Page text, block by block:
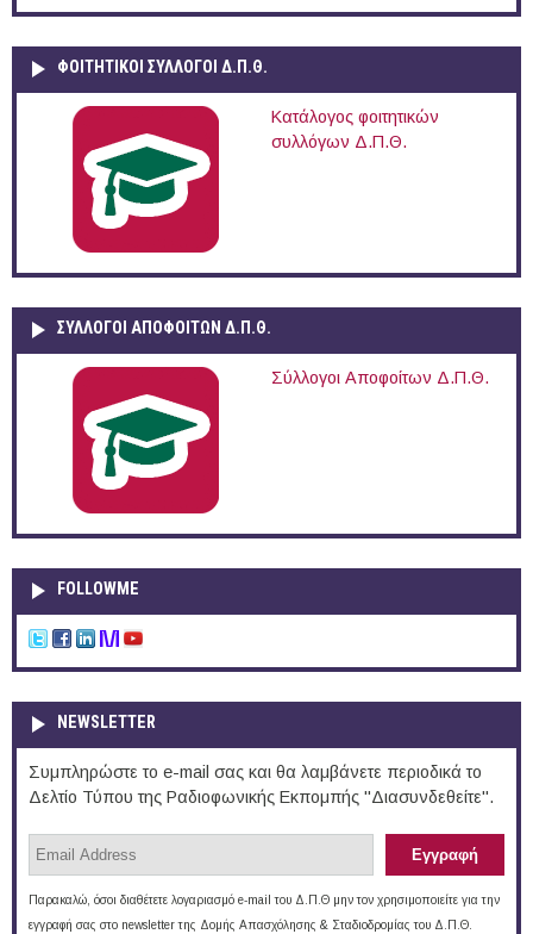
ΦΟΙΤΗΤΙΚΟΙ ΣΥΛΛΟΓΟΙ Δ.Π.Θ.
Κατάλογος φοιτητικών
συλλόγων Δ.Π.Θ.
ΣΥΛΛΟΓΟΙ ΑΠΟΦΟΙΤΩΝ Δ.Π.Θ.
Σύλλογοι Αποφοίτων Δ.Π.Θ.
FOLLOWME
NEWSLETTER
Συμπληρώστε το e-mail σας και θα λαμβάνετε περιοδικά το
Δελτίο Τύπου της Ραδιοφωνικής Εκπομπής "Διασυνδεθείτε".
Παρακαλώ, όσοι διαθέτετε λογαριασμό e-mail του Δ.Π.Θ μην τον χρησιμοποιείτε για την
εγγραφή σας στο newsletter της Δομής Απασχόλησης & Σταδιοδρομίας του Δ.Π.Θ.